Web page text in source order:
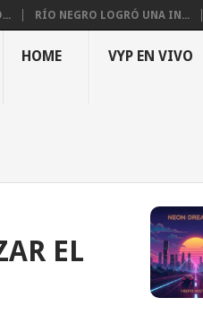
RÍO NEGRO LOGRÓ UNA IN...
HOME VYP EN VIVO
EL